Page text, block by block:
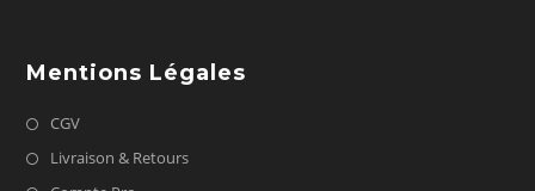
Mentions Légales
CGV
Livraison & Retours